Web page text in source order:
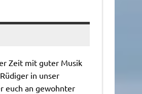
Zeit mit guter Musik
in unser
euch an gewohnter